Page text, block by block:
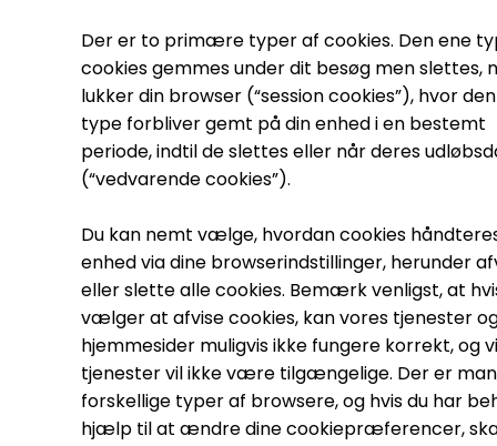
Der er to primære typer af cookies. Den ene
cookies gemmes under dit besøg men slettes,
lukker din browser (“session cookies”), hvor
type forbliver gemt på din enhed i en bestemt
periode, indtil de slettes eller når deres
(“vedvarende cookies”).
Du kan nemt vælge, hvordan cookies
enhed via dine browserindstillinger, herunder
eller slette alle cookies. Bemærk venligst, at
vælger at afvise cookies, kan vores tjenester
hjemmesider muligvis ikke fungere korrekt, og
tjenester vil ikke være tilgængelige. Der er
forskellige typer af browsere, og hvis du har
hjælp til at ændre dine cookiepræferencer,